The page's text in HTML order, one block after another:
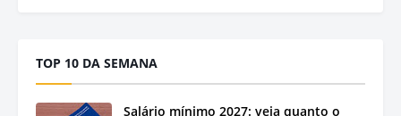
TOP 10 DA SEMANA
Salário mínimo 2027: veja quanto o